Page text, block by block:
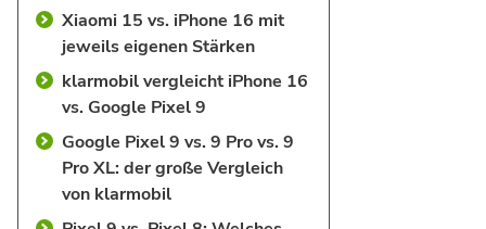
Xiaomi 15 vs. iPhone 16 mit
jeweils eigenen Stärken
klarmobil vergleicht iPhone 16
vs. Google Pixel 9
Google Pixel 9 vs. 9 Pro vs. 9
Pro XL: der große Vergleich
von klarmobil